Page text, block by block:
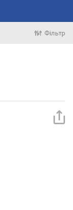
Фільтр